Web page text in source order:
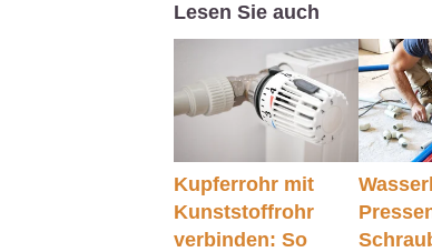
Lesen Sie auch
Kupferrohr mit
Kunststoffrohr
verbinden: So